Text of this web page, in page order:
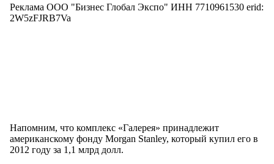
Реклама ООО "Бизнес Глобал Экспо" ИНН 7710961530 erid:
2W5zFJRB7Va
Напомним, что комплекс «Галерея» принадлежит
американскому фонду Morgan Stanley, который купил его в
2012 году за 1,1 млрд долл.